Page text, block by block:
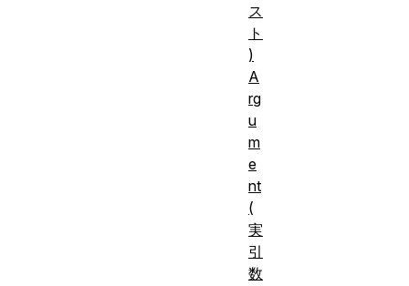
ス
ト
)
A
rg
u
m
e
nt
(
実
引
数